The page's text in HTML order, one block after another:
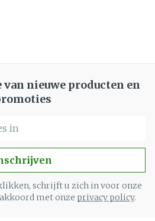
nieuwe producten en
schrijft u zich in voor onze
met onze privacy policy.